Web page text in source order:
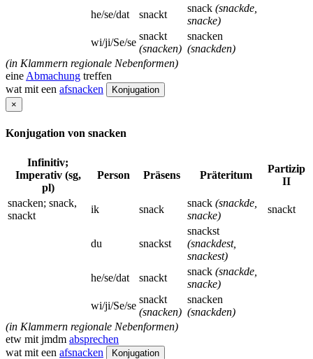
he/se/dat
snackt
snack (snackde,
snacke)
wi/ji/Se/se
snackt
(snacken)
snacken
(snackden)
(in Klammern regionale Nebenformen)
eine Abmachung treffen
wat mit een afsnacken
Konjugation
×
Konjugation von snacken
Infinitiv;
Imperativ (sg,
pl)
Person Präsens Präteritum
Partizip
II
snacken; snack,
snackt
ik snack
snack (snackde,
snacke)
snackt
du snackst
snackst
(snackdest,
snackest)
he/se/dat
snackt
snack (snackde,
snacke)
wi/ji/Se/se
snackt
(snacken)
snacken
(snackden)
(in Klammern regionale Nebenformen)
etw mit jmdm absprechen
wat mit een afsnacken
Konjugation